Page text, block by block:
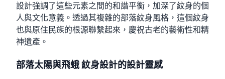
設計強調了這些元素之間的和諧平衡，加深了紋身的個
人與文化意義。透過其複雜的部落紋身風格，這個紋身
也與原住民族的根源聯繫起來，慶祝古老的藝術性和精
神遺產。
部落太陽與飛蛾 紋身設計的設計靈感